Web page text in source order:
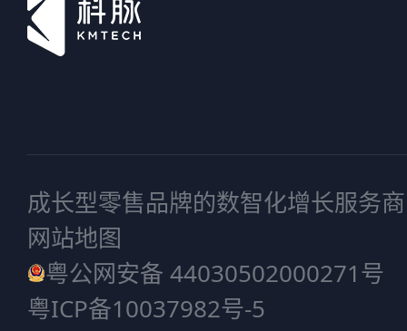
成长型零售品牌的数智化增长服务商
网站地图
粤公网安备 44030502000271号
粤ICP备10037982号-5